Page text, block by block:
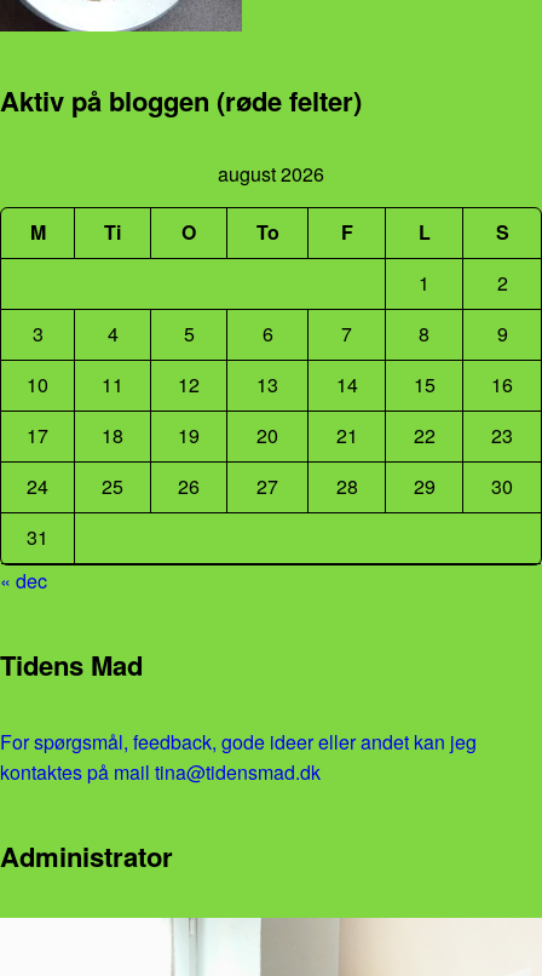
Aktiv på bloggen (røde felter)
august 2026
M Ti O To F L
S
1
2
3
4 5 6 7 8
9
10
11 12 13 14 15
16
17
18 19 20 21 22
23
24
25 26 27 28 29
30
31
« dec
Tidens Mad
For spørgsmål, feedback, gode ideer eller andet kan jeg
kontaktes på mail tina@tidensmad.dk
Administrator